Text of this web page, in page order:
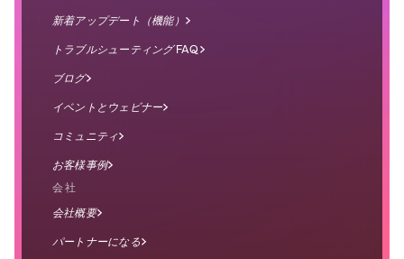
新着アップデート（機能）
トラブルシューティング FAQ
ブログ
イベントとウェビナー
コミュニティ
お客様事例
会社
会社概要
パートナーになる